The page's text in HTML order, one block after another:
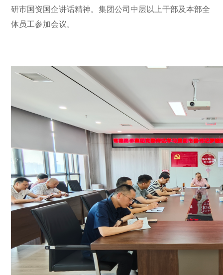
研市国资国企讲话精神。集团公司中层以上干部及本部全
体员工参加会议。